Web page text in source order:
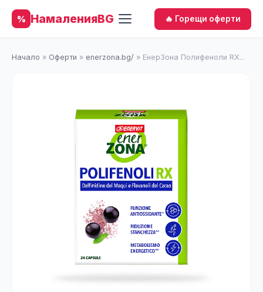
% НамаленияBG 🔥 Горещи оферти
Начало » Оферти » enerzona.bg/ » ЕнерЗона Полифеноли RX...